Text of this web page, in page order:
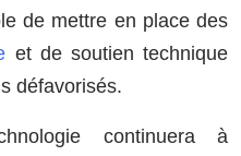
de mettre en place des
et de soutien technique
défavorisés.
continuera à